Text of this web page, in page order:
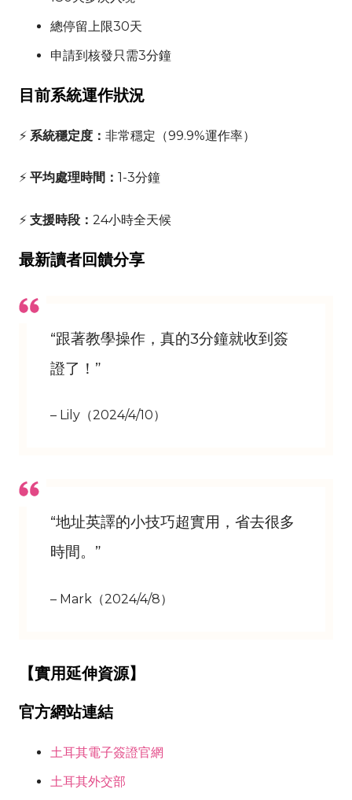
總停留上限30天
申請到核發只需3分鐘
目前系統運作狀況
⚡ 系統穩定度： 非常穩定（99.9%運作率）
⚡ 平均處理時間： 1-3分鐘
⚡ 支援時段： 24小時全天候
最新讀者回饋分享
“跟著教學操作，真的3分鐘就收到簽
證了！”
– Lily（2024/4/10）
“地址英譯的小技巧超實用，省去很多
時間。”
– Mark（2024/4/8）
【實用延伸資源】
官方網站連結
土耳其電子簽證官網
土耳其外交部